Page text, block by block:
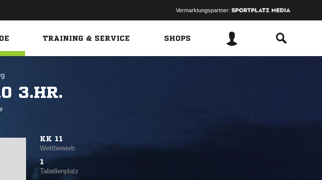
Vermarktungspartner:
TRAINING & SERVICE SHOPS
3.HR.
KK 11
Wettbewerb
1
Tabellenplatz